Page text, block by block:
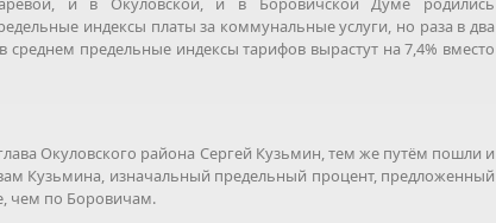
индексы платы за коммунальные услуги, но раза в два
предельные индексы тарифов вырастут на 7,4% вместо
Окуловского района Сергей Кузьмин, тем же путём пошли и
Кузьмина, изначальный предельный процент, предложенный
чем по Боровичам.